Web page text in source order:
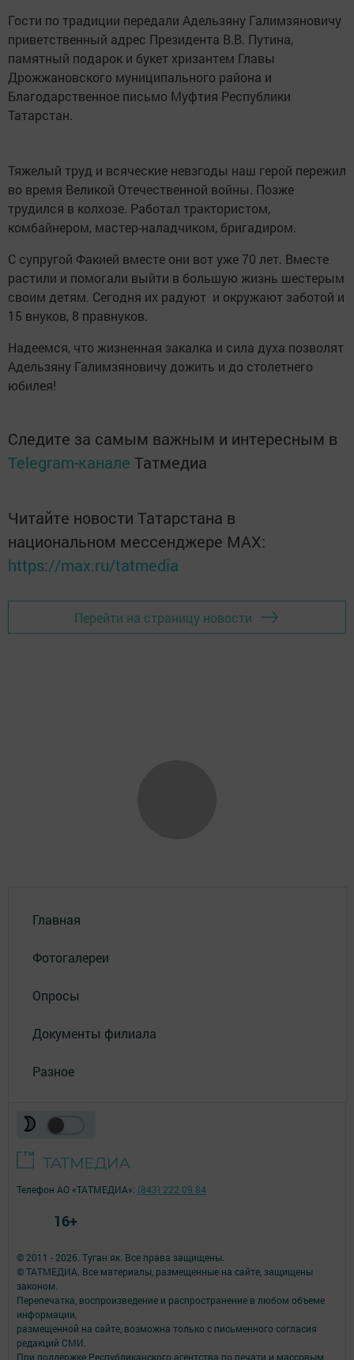
Гости по традиции передали Адельзяну Галимзяновичу
приветственный адрес Президента В.В. Путина,
памятный подарок и букет хризантем Главы
Дрожжановского муниципального района и
Благодарственное письмо Муфтия Республики
Татарстан.
Тяжелый труд и всяческие невзгоды наш герой пережил
во время Великой Отечественной войны. Позже
трудился в колхозе. Работал трактористом,
комбайнером, мастер-наладчиком, бригадиром.
С супругой Факией вместе они вот уже 70 лет. Вместе
растили и помогали выйти в большую жизнь шестерым
своим детям. Сегодня их радуют и окружают заботой и
15 внуков, 8 правнуков.
Надеемся, что жизненная закалка и сила духа позволят
Адельзяну Галимзяновичу дожить и до столетнего
юбилея!
Следите за самым важным и интересным в
Telegram-канале Татмедиа
Читайте новости Татарстана в
национальном мессенджере MАХ:
https://max.ru/tatmedia
Перейти на страницу новости
Главная
Фотогалереи
Опросы
Документы филиала
Разное
© 2011 - 2026. Туган як. Все права защищены.
© ТАТМЕДИА. Все материалы, размещенные на сайте, защищены
законом.
Перепечатка, воспроизведение и распространение в любом объеме
информации,
размещенной на сайте, возможна только с письменного согласия
редакций СМИ.
При поддержке Республиканского агентства по печати и массовым
Телефон АО «ТАТМЕДИА»: (843) 222 09 84
16+